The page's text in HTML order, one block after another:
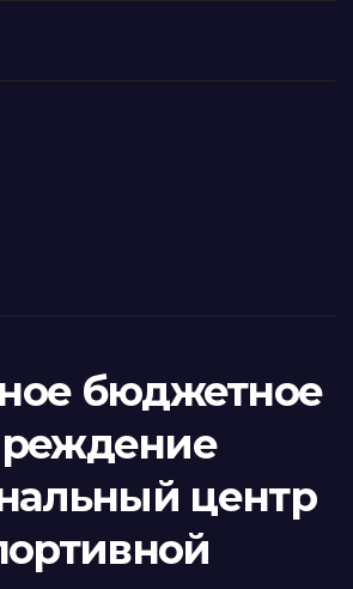
бюджетное
центр